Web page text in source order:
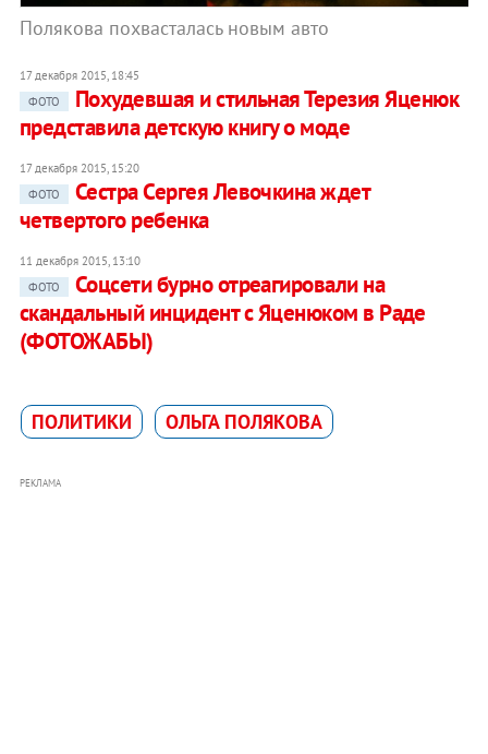
Полякова похвасталась новым авто
17 декабря 2015, 18:45
ФОТО
Похудевшая и стильная Терезия Яценюк
представила детскую книгу о моде
17 декабря 2015, 15:20
ФОТО
Сестра Сергея Левочкина ждет
четвертого ребенка
11 декабря 2015, 13:10
ФОТО
Соцсети бурно отреагировали на
скандальный инцидент с Яценюком в Раде
(ФОТОЖАБЫ)
ПОЛИТИКИ ОЛЬГА ПОЛЯКОВА
РЕКЛАМА